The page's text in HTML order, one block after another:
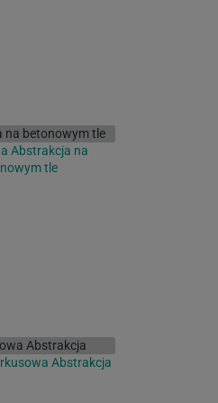
Abstrakcja na
tle
Abstrakcja